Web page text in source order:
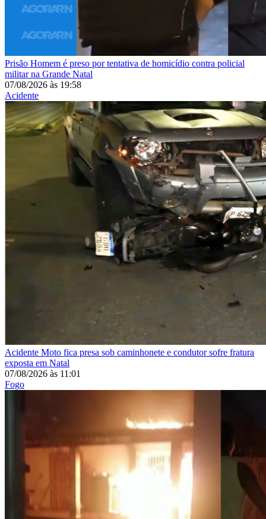
Prisão Homem é preso por tentativa de homicídio contra policial
militar na Grande Natal
07/08/2026 às 19:58
Acidente
Acidente Moto fica presa sob caminhonete e condutor sofre fratura
exposta em Natal
07/08/2026 às 11:01
Fogo